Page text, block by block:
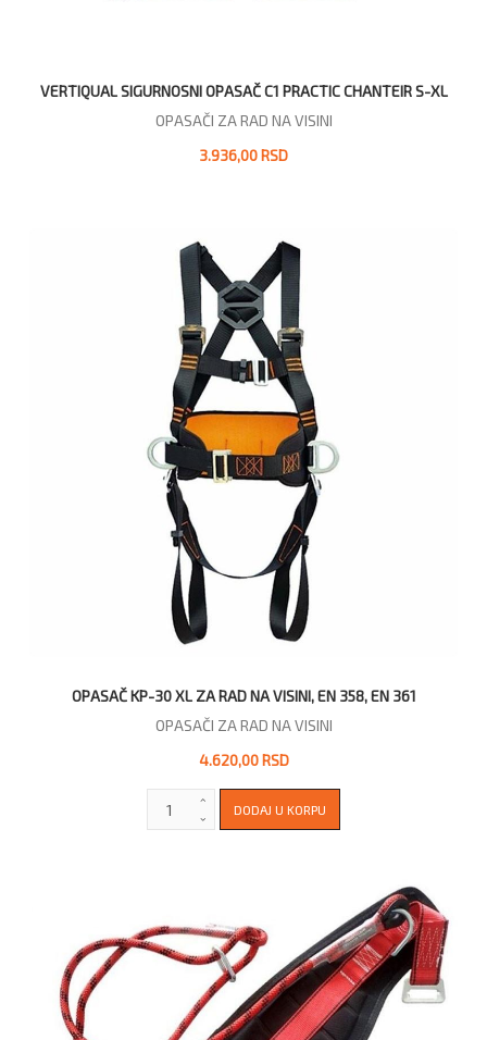
VERTIQUAL SIGURNOSNI OPASAČ C1 PRACTIC CHANTEIR S-XL
OPASAČI ZA RAD NA VISINI
3.936,00 RSD
OPASAČ KP-30 XL ZA RAD NA VISINI, EN 358, EN 361
OPASAČI ZA RAD NA VISINI
4.620,00 RSD